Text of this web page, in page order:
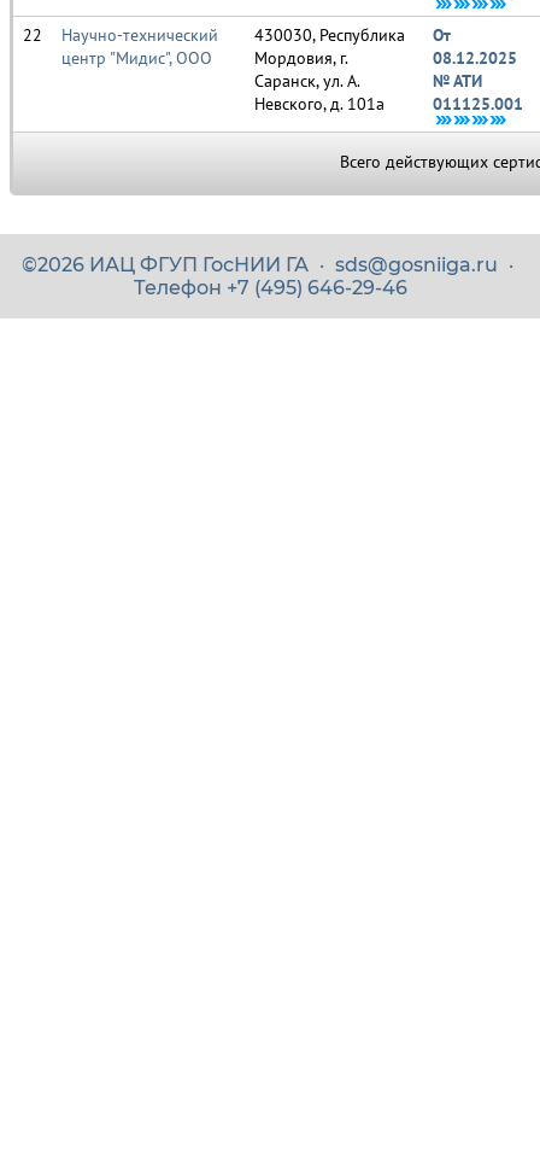
Научно-технический
центр "Мидис", ООО
430030, Республика
Мордовия, г.
Саранск, ул. А.
Невского, д. 101а
От
08.12.2025
№ АТИ
011125.001
Всего действующих
©2026 ИАЦ ФГУП ГосНИИ ГА · sds@gosniiga.ru ·
Телефон +7 (495) 646-29-46